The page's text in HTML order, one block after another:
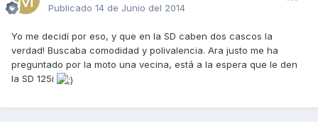
Publicado 14 de Junio del 2014
Yo me decidí por eso, y que en la SD caben dos cascos la
verdad! Buscaba comodidad y polivalencia. Ara justo me ha
preguntado por la moto una vecina, está a la espera que le den
la SD 125i